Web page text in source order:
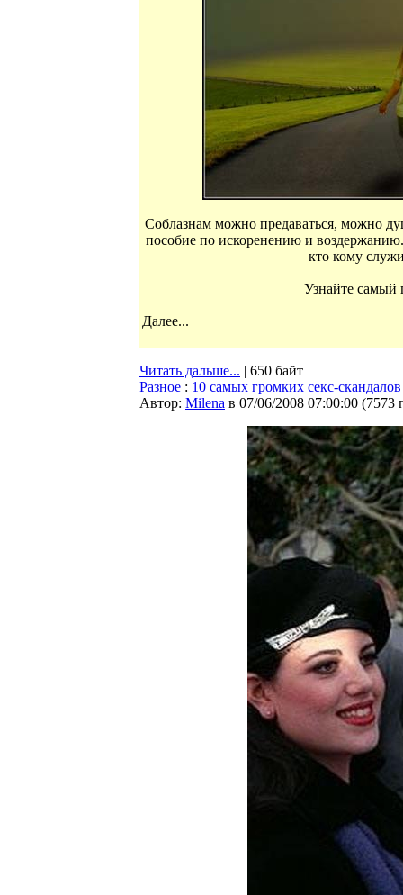
Соблазнам можно предаваться, можно
пособие по искоренению и
кто кому
Узнайте самый
Далее...
Читать дальше... | 650 байт
Разное : 10 самых громких секс-
Автор: Milena в 07/06/2008 07:00:00 (7573